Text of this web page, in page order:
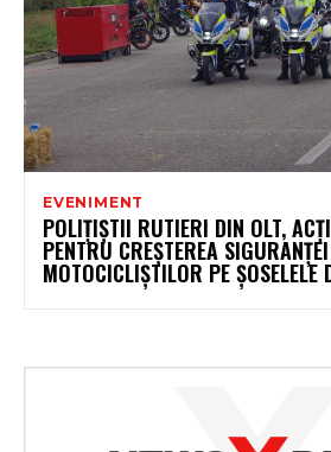
EVENIMENT
POLIȚIȘTII RUTIERI DIN OLT,
PENTRU CREȘTEREA SIGURANȚEI
MOTOCICLIȘTILOR PE ȘOSELELE